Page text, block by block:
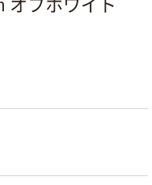
オフホワイト